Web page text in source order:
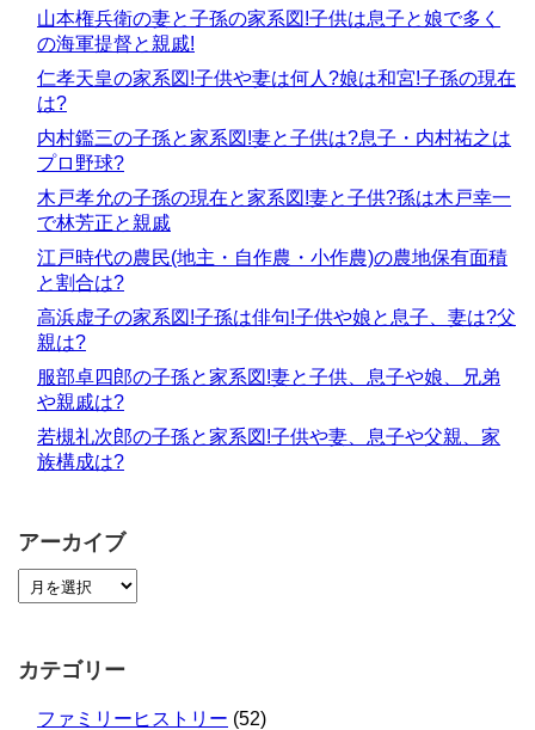
山本権兵衛の妻と子孫の家系図!子供は息子と娘で多く
の海軍提督と親戚!
仁孝天皇の家系図!子供や妻は何人?娘は和宮!子孫の現在
は?
内村鑑三の子孫と家系図!妻と子供は?息子・内村祐之は
プロ野球?
木戸孝允の子孫の現在と家系図!妻と子供?孫は木戸幸一
で林芳正と親戚
江戸時代の農民(地主・自作農・小作農)の農地保有面積
と割合は?
高浜虚子の家系図!子孫は俳句!子供や娘と息子、妻は?父
親は?
服部卓四郎の子孫と家系図!妻と子供、息子や娘、兄弟
や親戚は?
若槻礼次郎の子孫と家系図!子供や妻、息子や父親、家
族構成は?
アーカイブ
カテゴリー
ファミリーヒストリー (52)